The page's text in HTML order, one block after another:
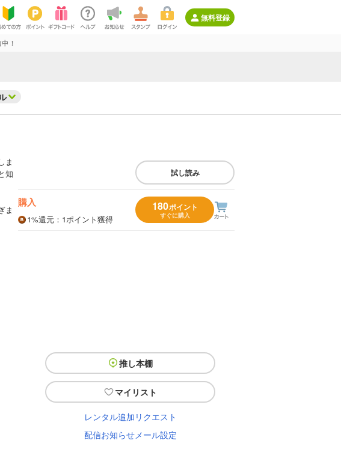
無料登録
！
ま
知
ま
試し読み
購入
1%還元 ：1ポイント獲得
180ポイント
すぐに購入
推し本棚
マイリスト
レンタル追加リクエスト
配信お知らせメール設定